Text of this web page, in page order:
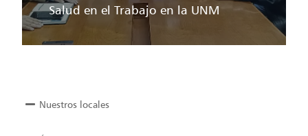
Salud en el Trabajo en la UNM
Nuestros locales